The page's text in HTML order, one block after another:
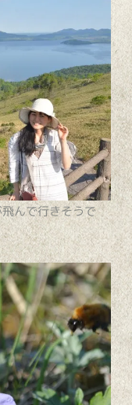
んで行きそうで